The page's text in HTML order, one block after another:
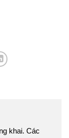
khai. Các